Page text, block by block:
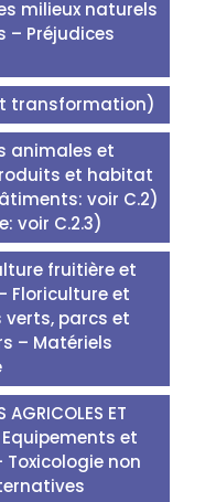
milieux naturels
– Préjudices
transformation)
animales et
et habitat
voir C.2)
voir C.2.3)
fruitière et
Floriculture et
verts, parcs et
– Matériels
AGRICOLES ET
Equipements et
Toxicologie non